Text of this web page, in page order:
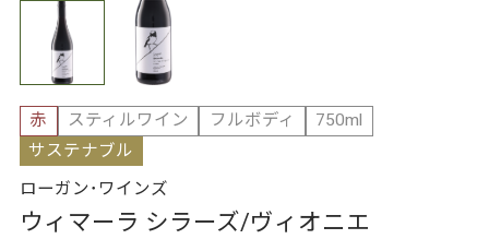
赤 スティルワイン フルボディ
750ml
サステナブル
ローガン･ワインズ
ウィマーラ シラーズ/ヴィオニエ